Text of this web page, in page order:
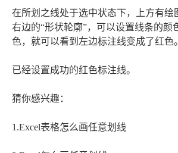
在所划之线处于选中状态下，上方有绘
右边的“形状轮廓”，可以设置线条的颜
色，就可以看到左边标注线变成了红色。
已经设置成功的红色标注线。
猜你感兴趣：
1.Excel表格怎么画任意划线